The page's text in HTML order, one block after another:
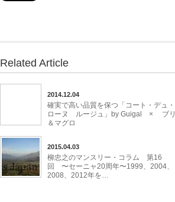
Related Article
2014.12.04
確実で高い品質を保つ「コート・デュ・
ローヌ ルージュ」by Guigal × ブリ
＆マグロ
2015.04.03
柳忠之のマンスリー・コラム 第16
回 〜セーニャ20周年〜1999、2004、
2008、2012年を…